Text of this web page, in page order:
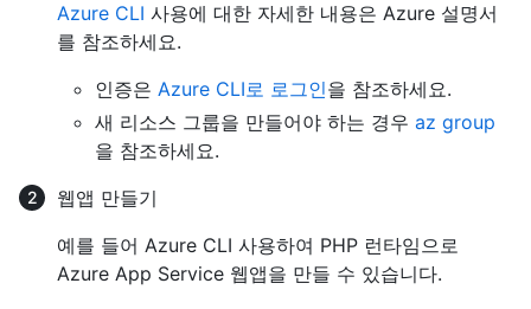
Azure CLI 사용에 대한 자세한 내용은 Azure 설명서
를 참조하세요.
인증은 Azure CLI로 로그인을 참조하세요.
새 리소스 그룹을 만들어야 하는 경우 az group
을 참조하세요.
웹앱 만들기
예를 들어 Azure CLI 사용하여 PHP 런타임으로
Azure App Service 웹앱을 만들 수 있습니다.